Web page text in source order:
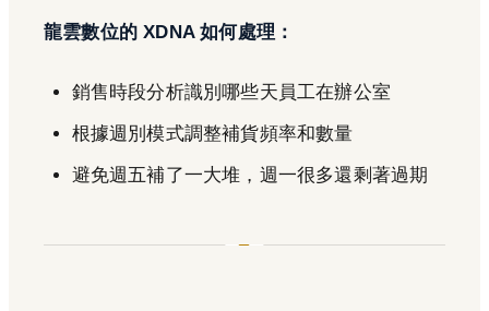
龍雲數位的 XDNA 如何處理：
銷售時段分析識別哪些天員工在辦公室
根據週別模式調整補貨頻率和數量
避免週五補了一大堆，週一很多還剩著過期